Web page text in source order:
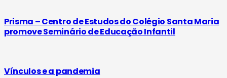
Prisma – Centro de Estudos do Colégio Santa Maria
promove Seminário de Educação Infantil
Vínculos e a pandemia